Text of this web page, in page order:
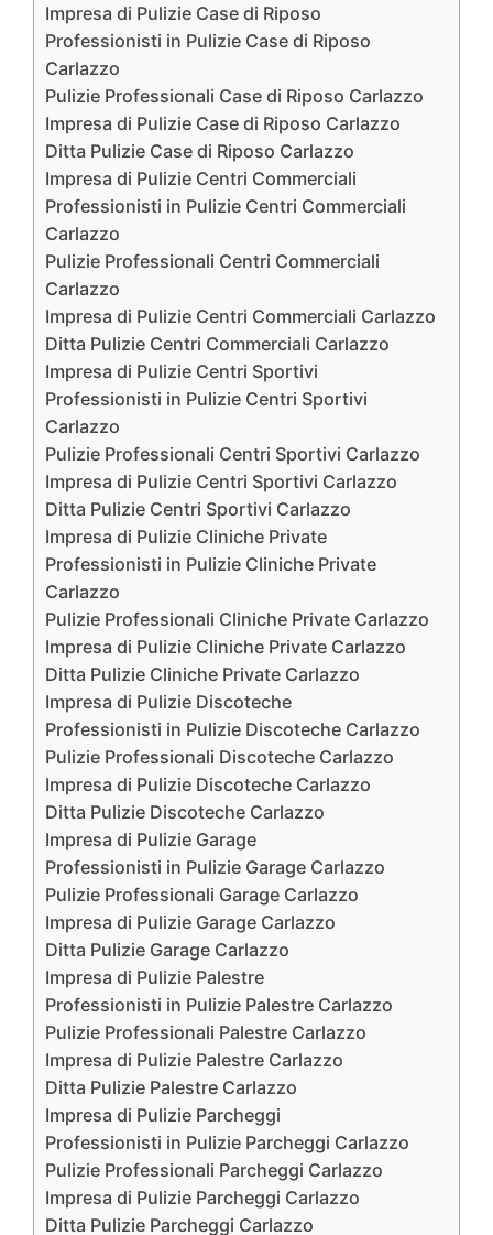
Impresa di Pulizie Case di Riposo
Professionisti in Pulizie Case di Riposo
Carlazzo
Pulizie Professionali Case di Riposo Carlazzo
Impresa di Pulizie Case di Riposo Carlazzo
Ditta Pulizie Case di Riposo Carlazzo
Impresa di Pulizie Centri Commerciali
Professionisti in Pulizie Centri Commerciali
Carlazzo
Pulizie Professionali Centri Commerciali
Carlazzo
Impresa di Pulizie Centri Commerciali Carlazzo
Ditta Pulizie Centri Commerciali Carlazzo
Impresa di Pulizie Centri Sportivi
Professionisti in Pulizie Centri Sportivi
Carlazzo
Pulizie Professionali Centri Sportivi Carlazzo
Impresa di Pulizie Centri Sportivi Carlazzo
Ditta Pulizie Centri Sportivi Carlazzo
Impresa di Pulizie Cliniche Private
Professionisti in Pulizie Cliniche Private
Carlazzo
Pulizie Professionali Cliniche Private Carlazzo
Impresa di Pulizie Cliniche Private Carlazzo
Ditta Pulizie Cliniche Private Carlazzo
Impresa di Pulizie Discoteche
Professionisti in Pulizie Discoteche Carlazzo
Pulizie Professionali Discoteche Carlazzo
Impresa di Pulizie Discoteche Carlazzo
Ditta Pulizie Discoteche Carlazzo
Impresa di Pulizie Garage
Professionisti in Pulizie Garage Carlazzo
Pulizie Professionali Garage Carlazzo
Impresa di Pulizie Garage Carlazzo
Ditta Pulizie Garage Carlazzo
Impresa di Pulizie Palestre
Professionisti in Pulizie Palestre Carlazzo
Pulizie Professionali Palestre Carlazzo
Impresa di Pulizie Palestre Carlazzo
Ditta Pulizie Palestre Carlazzo
Impresa di Pulizie Parcheggi
Professionisti in Pulizie Parcheggi Carlazzo
Pulizie Professionali Parcheggi Carlazzo
Impresa di Pulizie Parcheggi Carlazzo
Ditta Pulizie Parcheggi Carlazzo